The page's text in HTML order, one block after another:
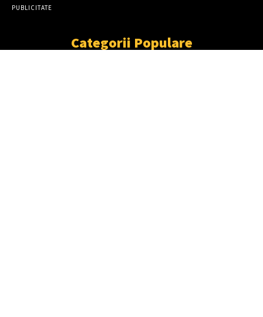
PUBLICITATE
Categorii Populare